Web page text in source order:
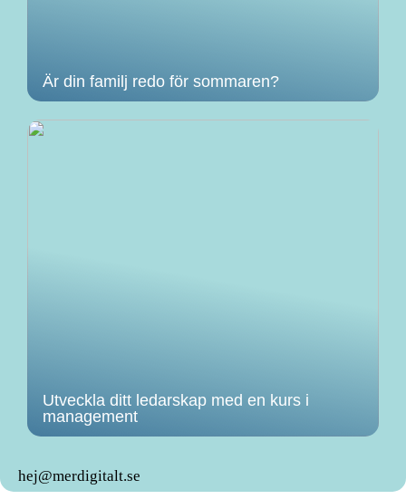
Är din familj redo för sommaren?
Utveckla ditt ledarskap med en kurs i
management
hej@merdigitalt.se